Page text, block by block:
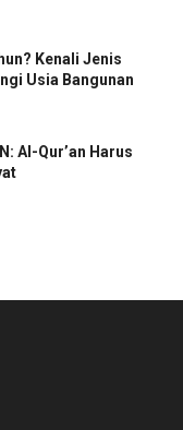
Kenali Jenis
Usia Bangunan
Al-Qur’an Harus